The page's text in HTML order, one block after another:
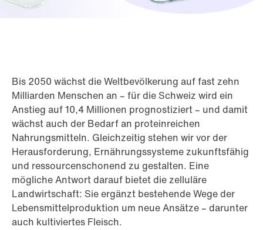
Bis 2050 wächst die Weltbevölkerung auf fast zehn
Milliarden Menschen an – für die Schweiz wird ein
Anstieg auf 10,4 Millionen prognostiziert – und damit
wächst auch der Bedarf an proteinreichen
Nahrungsmitteln. Gleichzeitig stehen wir vor der
Herausforderung, Ernährungssysteme zukunftsfähig
und ressourcenschonend zu gestalten. Eine
mögliche Antwort darauf bietet die zelluläre
Landwirtschaft: Sie ergänzt bestehende Wege der
Lebensmittelproduktion um neue Ansätze – darunter
auch kultiviertes Fleisch.